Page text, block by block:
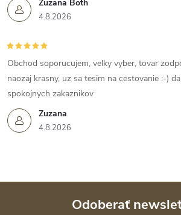
Zuzana Both
4.8.2026
Zuzana
4.8.2026
Obchod soporucujem, velky vyber, tovar
naozaj krasny, uz sa tesim na cestovanie :-)
spokojnych zakaznikov
Odoberať